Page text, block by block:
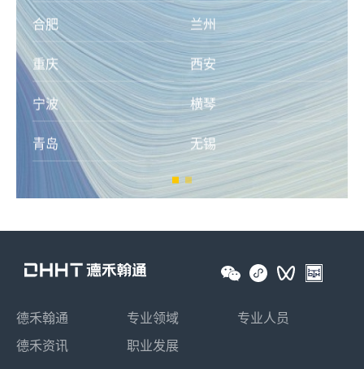
德禾翰通 专业领域
专业人员
德禾资讯
职业发展